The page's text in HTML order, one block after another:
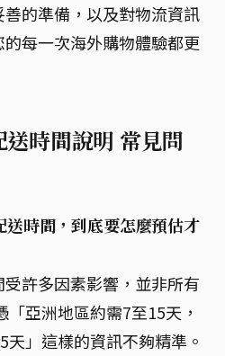
的準備，以及對物流資訊
每一次海外購物體驗都更
時間說明 常見問
送時間，到底要怎麼預估才
許多因素影響，並非所有
亞洲地區約需7至15天，
」這樣的資訊不夠精準。